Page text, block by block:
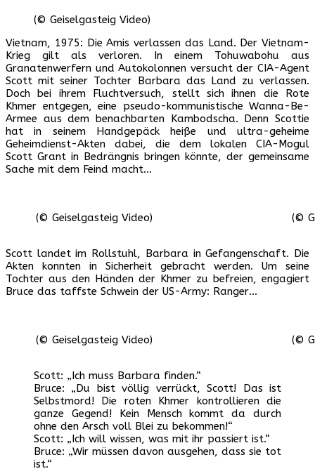
(© Geiselgasteig Video)
Vietnam, 1975: Die Amis verlassen das Land. Der Vietnam-
Krieg gilt als verloren. In einem Tohuwabohu aus
Granatenwerfern und Autokolonnen versucht der CIA-Agent
Scott mit seiner Tochter Barbara das Land zu verlassen.
Doch bei ihrem Fluchtversuch, stellt sich ihnen die Rote
Khmer entgegen, eine pseudo-kommunistische Wanna-Be-
Armee aus dem benachbarten Kambodscha. Denn Scottie
hat in seinem Handgepäck heiße und ultra-geheime
Geheimdienst-Akten dabei, die dem lokalen CIA-Mogul
Scott Grant in Bedrängnis bringen könnte, der gemeinsame
Sache mit dem Feind macht…
(© Geiselgasteig Video) (©
Scott landet im Rollstuhl, Barbara in Gefangenschaft. Die
Akten konnten in Sicherheit gebracht werden. Um seine
Tochter aus den Händen der Khmer zu befreien, engagiert
Bruce das taffste Schwein der US-Army: Ranger…
(© Geiselgasteig Video) (©
Scott: „Ich muss Barbara finden.“
Bruce: „Du bist völlig verrückt, Scott! Das ist
Selbstmord! Die roten Khmer kontrollieren die
ganze Gegend! Kein Mensch kommt da durch
ohne den Arsch voll Blei zu bekommen!“
Scott: „Ich will wissen, was mit ihr passiert ist.“
Bruce: „Wir müssen davon ausgehen, dass sie tot
ist.“